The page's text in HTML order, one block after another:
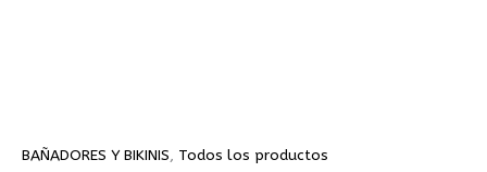
BAÑADORES Y BIKINIS, Todos los productos
36,00 €
cantidad